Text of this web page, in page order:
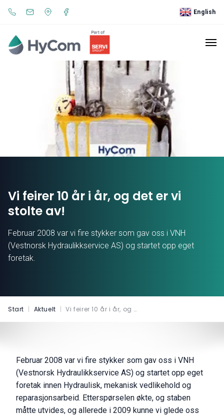
English
Vi feirer 10 år i år, og det er vi
stolte av!
Februar 2008 var vi fire stykker som gav oss i VNH
(Vestnorsk Hydraulikkservice AS) og startet opp eget
foretak.
Start | Aktuelt | Vi feirer 10 år i år, og …
Februar 2008 var vi fire stykker som gav oss i VNH
(Vestnorsk Hydraulikkservice AS) og startet opp eget
foretak innen Hydraulisk, mekanisk vedlikehold og
reparasjonsarbeid. Etterspørselen økte, og staben
måtte utvides, og allerede i 2009 kunne vi glede oss